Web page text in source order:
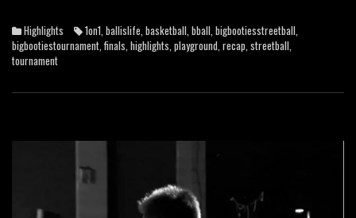
Highlights 1on1, ballislife, basketball, bball, bigbootiesstreetball,
bigbootiestournament,finals, highlights, playground, recap, streetball,
tournament